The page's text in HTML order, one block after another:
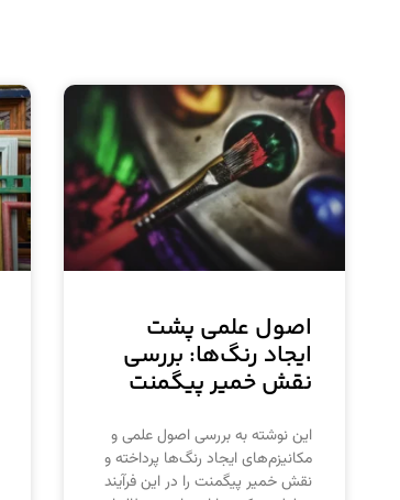
اصول علمی پشت
ایجاد رنگ‌ها: بررسی
نقش خمیر پیگمنت
این نوشته به بررسی اصول علمی و
مکانیزم‌های ایجاد رنگ‌ها پرداخته و
نقش خمیر پیگمنت را در این فرآیند